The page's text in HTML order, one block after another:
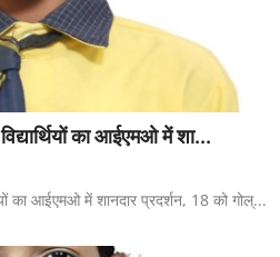
का आईएमओ में शा...
का आईएमओ में शानदार प्रदर्शन, 18 को गोल्...